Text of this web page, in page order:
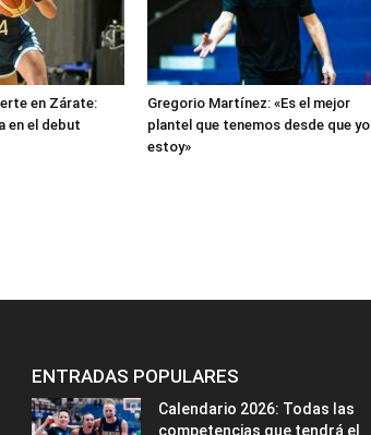
en Zárate:
en el debut
Gregorio Martínez: «Es el mejor
plantel que tenemos desde que yo
estoy»
ENTRADAS POPULARES
Calendario 2026: Todas las
competencias que tendrá el